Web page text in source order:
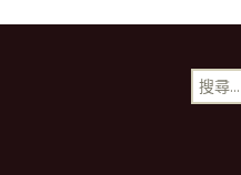
搜
尋